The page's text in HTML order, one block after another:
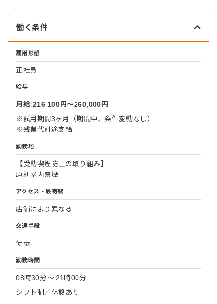
働く条件
雇用形態
正社員
給与
月給:216,100円〜260,000円
※試用期間3ヶ月（期間中、条件変動なし）
※残業代別途支給
勤務地
【受動喫煙防止の取り組み】
原則屋内禁煙
アクセス・最寄駅
店舗により異なる
交通手段
徒歩
勤務時間
08時30分〜 21時00分
シフト制／休憩あり